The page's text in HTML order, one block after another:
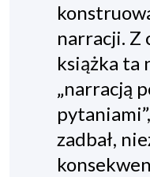
narracji. Z
książka ta
„narracją
zadbał,